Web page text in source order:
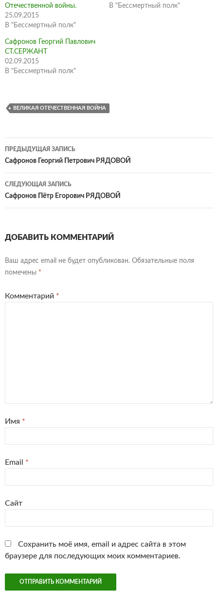
Отечественной войны.
25.09.2015
В "Бессмертный полк"
В "Бессмертный полк"
Сафронов Георгий Павлович
СТ.СЕРЖАНТ
02.09.2015
В "Бессмертный полк"
ВЕЛИКАЯ ОТЕЧЕСТВЕННАЯ ВОЙНА
Навигация
по
записям
ПРЕДЫДУЩАЯ ЗАПИСЬ
Сафронов Георгий Петрович РЯДОВОЙ
СЛЕДУЮЩАЯ ЗАПИСЬ
Сафронов Пётр Егорович РЯДОВОЙ
ДОБАВИТЬ КОММЕНТАРИЙ
Ваш адрес email не будет опубликован. Обязательные поля
помечены *
Комментарий *
Имя *
Email *
Сайт
Сохранить моё имя, email и адрес сайта в этом
браузере для последующих моих комментариев.